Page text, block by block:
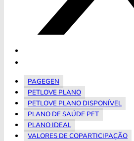
PAGEGEN
PETLOVE PLANO
PETLOVE PLANO DISPONÍVEL
PLANO DE SAÚDE PET
PLANO IDEAL
VALORES DE COPARTICIPAÇÃO